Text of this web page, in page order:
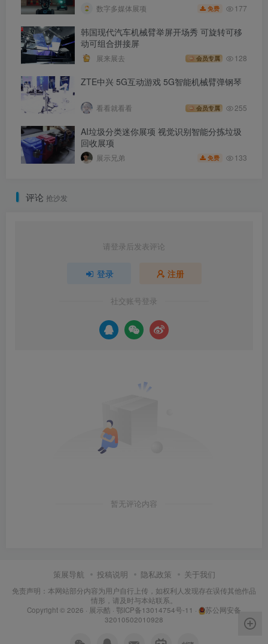
数字多媒体展项 免费 177
韩国现代汽车机械臂举屏开场秀 可旋转可移
动可组合拼接屏
展来展去 会员专属 128
ZTE中兴 5G互动游戏 5G智能机械臂弹钢琴
看看就看看 会员专属 255
AI垃圾分类迷你展项 视觉识别智能分拣垃圾
回收展项
展示兄弟 免费 133
评论 抢沙发
请登录后发表评论
登录 注册
社交账号登录
暂无评论内容
策展导航 投稿说明 隐私政策 关于我们
免责声明：本网站部分内容为用户自行上传，如权利人发现存在误传其他作品
情形，请及时与本站联系。
Copyright © 2026 · 展示酷 · 鄂ICP备13014754号-11 ·
苏公网安备
32010502010928